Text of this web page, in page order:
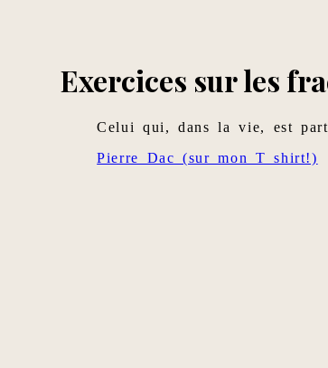
Exercices sur les
Celui qui, dans la vie, est
Pierre Dac (sur mon T shirt!)